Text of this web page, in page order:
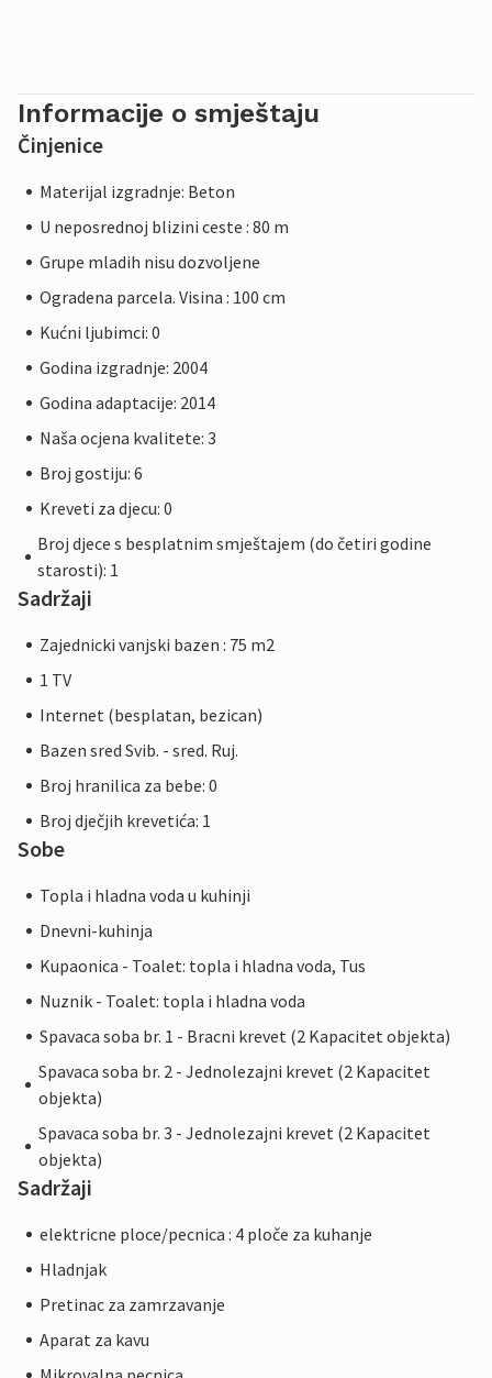
Informacije o smještaju
Činjenice
Materijal izgradnje: Beton
U neposrednoj blizini ceste : 80 m
Grupe mladih nisu dozvoljene
Ogradena parcela. Visina : 100 cm
Kućni ljubimci: 0
Godina izgradnje: 2004
Godina adaptacije: 2014
Naša ocjena kvalitete: 3
Broj gostiju: 6
Kreveti za djecu: 0
Broj djece s besplatnim smještajem (do četiri godine
starosti): 1
Sadržaji
Zajednicki vanjski bazen : 75 m2
1 TV
Internet (besplatan, bezican)
Bazen sred Svib. - sred. Ruj.
Broj hranilica za bebe: 0
Broj dječjih krevetića: 1
Sobe
Topla i hladna voda u kuhinji
Dnevni-kuhinja
Kupaonica - Toalet: topla i hladna voda, Tus
Nuznik - Toalet: topla i hladna voda
Spavaca soba br. 1 - Bracni krevet (2 Kapacitet objekta)
Spavaca soba br. 2 - Jednolezajni krevet (2 Kapacitet
objekta)
Spavaca soba br. 3 - Jednolezajni krevet (2 Kapacitet
objekta)
Sadržaji
elektricne ploce/pecnica : 4 ploče za kuhanje
Hladnjak
Pretinac za zamrzavanje
Aparat za kavu